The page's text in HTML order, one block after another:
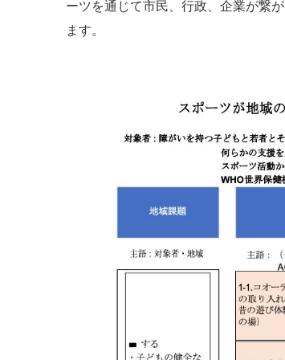
ーツを通じて市民、行政、企業が繋
ます。